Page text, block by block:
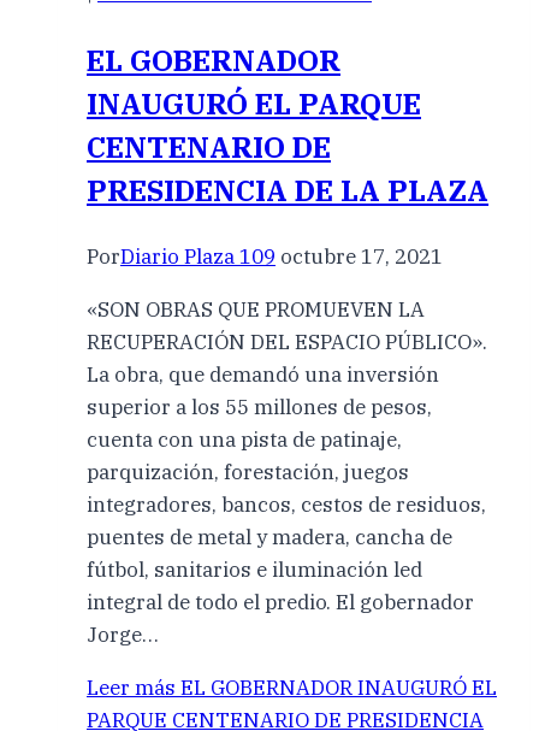
EL GOBERNADOR
INAUGURÓ EL PARQUE
CENTENARIO DE
PRESIDENCIA DE LA PLAZA
PorDiario Plaza 109 octubre 17, 2021
«SON OBRAS QUE PROMUEVEN LA
RECUPERACIÓN DEL ESPACIO PÚBLICO».
La obra, que demandó una inversión
superior a los 55 millones de pesos,
cuenta con una pista de patinaje,
parquización, forestación, juegos
integradores, bancos, cestos de residuos,
puentes de metal y madera, cancha de
fútbol, sanitarios e iluminación led
integral de todo el predio. El gobernador
Jorge…
Leer más EL GOBERNADOR INAUGURÓ EL
PARQUE CENTENARIO DE PRESIDENCIA